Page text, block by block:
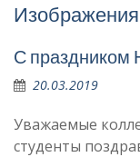
Изображения
С праздником
20.03.2019
Уважаемые
студенты